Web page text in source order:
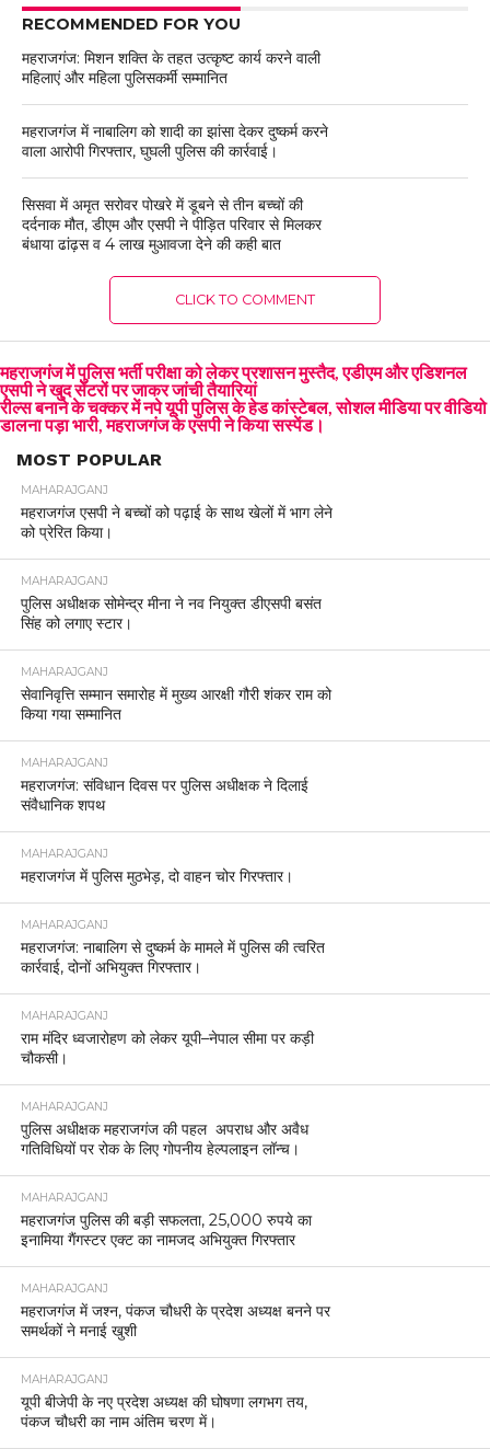
RECOMMENDED FOR YOU
महराजगंज: मिशन शक्ति के तहत उत्कृष्ट कार्य करने वाली
महिलाएं और महिला पुलिसकर्मी सम्मानित
महराजगंज में नाबालिग को शादी का झांसा देकर दुष्कर्म करने
वाला आरोपी गिरफ्तार, घुघली पुलिस की कार्रवाई।
सिसवा में अमृत सरोवर पोखरे में डूबने से तीन बच्चों की
दर्दनाक मौत, डीएम और एसपी ने पीड़ित परिवार से मिलकर
बंधाया ढांढ़स व 4 लाख मुआवजा देने की कही बात
CLICK TO COMMENT
महराजगंज में पुलिस भर्ती परीक्षा को लेकर प्रशासन मुस्तैद, एडीएम और एडिशनल
एसपी ने खुद सेंटरों पर जाकर जांची तैयारियां
रील्स बनाने के चक्कर में नपे यूपी पुलिस के हेड कांस्टेबल, सोशल मीडिया पर वीडियो
डालना पड़ा भारी, महराजगंज के एसपी ने किया सस्पेंड।
MOST POPULAR
MAHARAJGANJ
महराजगंज एसपी ने बच्चों को पढ़ाई के साथ खेलों में भाग लेने
को प्रेरित किया।
MAHARAJGANJ
पुलिस अधीक्षक सोमेन्द्र मीना ने नव नियुक्त डीएसपी बसंत
सिंह को लगाए स्टार।
MAHARAJGANJ
सेवानिवृत्ति सम्मान समारोह में मुख्य आरक्षी गौरी शंकर राम को
किया गया सम्मानित
MAHARAJGANJ
महराजगंज: संविधान दिवस पर पुलिस अधीक्षक ने दिलाई
संवैधानिक शपथ
MAHARAJGANJ
महराजगंज में पुलिस मुठभेड़, दो वाहन चोर गिरफ्तार।
MAHARAJGANJ
महराजगंज: नाबालिग से दुष्कर्म के मामले में पुलिस की त्वरित
कार्रवाई, दोनों अभियुक्त गिरफ्तार।
MAHARAJGANJ
राम मंदिर ध्वजारोहण को लेकर यूपी–नेपाल सीमा पर कड़ी
चौकसी।
MAHARAJGANJ
पुलिस अधीक्षक महराजगंज की पहल अपराध और अवैध
गतिविधियों पर रोक के लिए गोपनीय हेल्पलाइन लॉन्च।
MAHARAJGANJ
महराजगंज पुलिस की बड़ी सफलता, 25,000 रुपये का
इनामिया गैंगस्टर एक्ट का नामजद अभियुक्त गिरफ्तार
MAHARAJGANJ
महराजगंज में जश्न, पंकज चौधरी के प्रदेश अध्यक्ष बनने पर
समर्थकों ने मनाई खुशी
MAHARAJGANJ
यूपी बीजेपी के नए प्रदेश अध्यक्ष की घोषणा लगभग तय,
पंकज चौधरी का नाम अंतिम चरण में।